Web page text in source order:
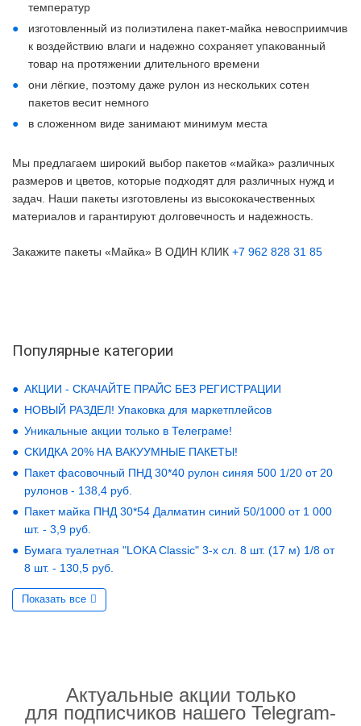
температур
изготовленный из полиэтилена пакет-майка невосприимчив
к воздействию влаги и надежно сохраняет упакованный
товар на протяжении длительного времени
они лёгкие, поэтому даже рулон из нескольких сотен
пакетов весит немного
в сложенном виде занимают минимум места
Мы предлагаем широкий выбор пакетов «майка» различных
размеров и цветов, которые подходят для различных нужд и
задач. Наши пакеты изготовлены из высококачественных
материалов и гарантируют долговечность и надежность.
Закажите пакеты «Майка» В ОДИН КЛИК +7 962 828 31 85
Популярные категории
АКЦИИ - СКАЧАЙТЕ ПРАЙС БЕЗ РЕГИСТРАЦИИ
НОВЫЙ РАЗДЕЛ! Упаковка для маркетплейсов
Уникальные акции только в Телеграме!
СКИДКА 20% НА ВАКУУМНЫЕ ПАКЕТЫ!
Пакет фасовочный ПНД 30*40 рулон синяя 500 1/20 от 20
рулонов - 138,4 руб.
Пакет майка ПНД 30*54 Далматин синий 50/1000 от 1 000
шт. - 3,9 руб.
Бумага туалетная "LOKA Classic" 3-х сл. 8 шт. (17 м) 1/8 от
8 шт. - 130,5 руб.
Показать все
Актуальные акции только
для подписчиков нашего Telegram-